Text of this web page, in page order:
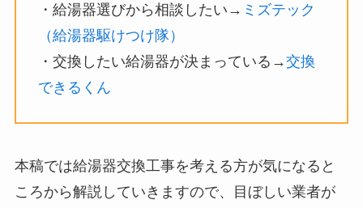
・給湯器選びから相談したい→ ミズテック
（給湯器駆けつけ隊）
・交換したい給湯器が決まっている→交換
できるくん
本稿では給湯器交換工事を考える方が気になると
ころから解説していきますので、目ぼしい業者が